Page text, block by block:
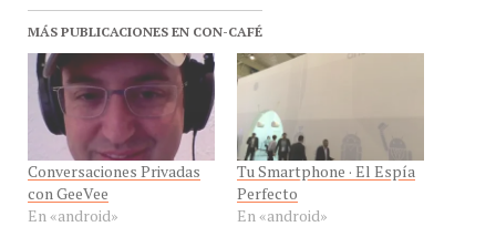
MÁS PUBLICACIONES EN CON-CAFÉ
Conversaciones Privadas
con GeeVee
En «android»
Tu Smartphone · El Espía
Perfecto
En «android»